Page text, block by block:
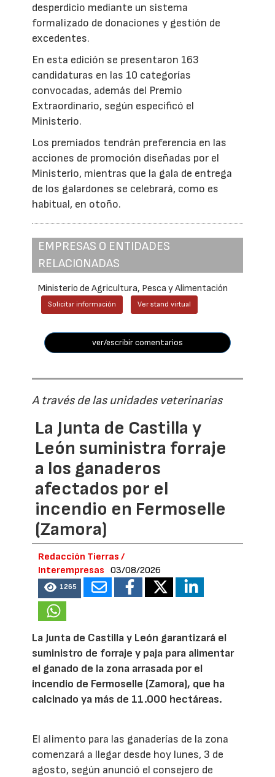
desperdicio mediante un sistema
formalizado de donaciones y gestión de
excedentes.
En esta edición se presentaron 163
candidaturas en las 10 categorías
convocadas, además del Premio
Extraordinario, según especificó el
Ministerio.
Los premiados tendrán preferencia en las
acciones de promoción diseñadas por el
Ministerio, mientras que la gala de entrega
de los galardones se celebrará, como es
habitual, en otoño.
EMPRESAS O ENTIDADES
RELACIONADAS
Ministerio de Agricultura, Pesca y Alimentación
Solicitar información Ver stand virtual
ver/escribir comentarios
A través de las unidades veterinarias
La Junta de Castilla y
León suministra forraje
a los ganaderos
afectados por el
incendio en Fermoselle
(Zamora)
Redacción Tierras /
Interempresas
03/08/2026
1265
La Junta de Castilla y León garantizará el
suministro de forraje y paja para alimentar
el ganado de la zona arrasada por el
incendio de Fermoselle (Zamora), que ha
calcinado ya más de 11.000 hectáreas.
El alimento para las ganaderías de la zona
comenzará a llegar desde hoy lunes, 3 de
agosto, según anunció el consejero de